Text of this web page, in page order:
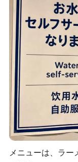
メニューは、ラ